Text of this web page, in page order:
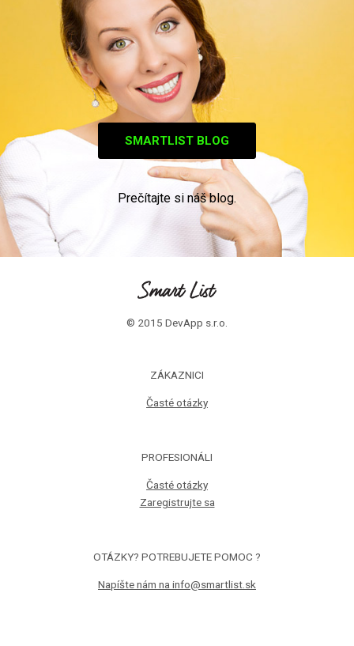
SMARTLIST BLOG
Prečítajte si náš blog.
© 2015 DevApp s.r.o.
ZÁKAZNICI
Časté otázky
PROFESIONÁLI
Časté otázky
Zaregistrujte sa
OTÁZKY? POTREBUJETE POMOC ?
Napíšte nám na info@smartlist.sk